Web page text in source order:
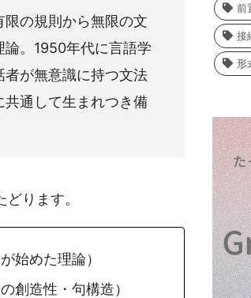
の規則から無限の文
。1950年代に言語学
が無意識に持つ文法
通して生まれつき備
ります。
始めた理論）
創造性・句構造）
前
接
形